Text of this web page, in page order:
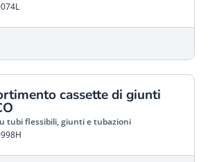
cassette di giunti
tubi flessibili, giunti e tubazioni